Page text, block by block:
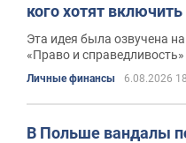
кого хотят включить
Эта идея была озвучена
«Право и справедливость»
Личные финансы 6.08.2026
В Польше вандалы